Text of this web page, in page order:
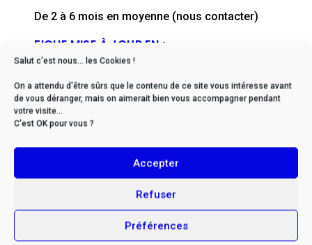
Salut c'est nous... les Cookies !
On a attendu d'être sûrs que le contenu de ce site vous intéresse avant
de vous déranger, mais on aimerait bien vous accompagner pendant
votre visite...
C'est OK pour vous ?
Accepter
Refuser
Préférences
De 2 à 6 mois en moyenne (nous contacter)
FICHE MISE À JOUR EN :
de handicap, veuillez nous
contacter afin d’envisager
ensemble les possibilités
d’adaptation